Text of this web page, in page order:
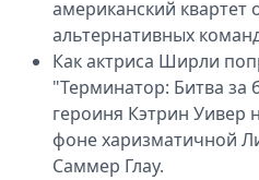
американский квартет
альтернативных
Как актриса Ширли
"Терминатор: Битва за
героиня Кэтрин Уивер
фоне харизматичной
Саммер Глау.